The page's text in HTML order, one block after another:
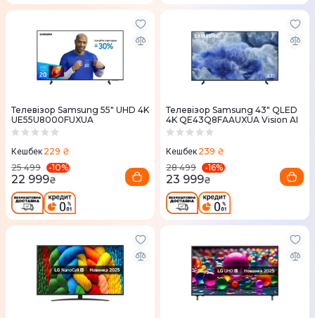
Телевізор Samsung 55" UHD 4K
UE55U8000FUXUA
Кешбек 229 ₴
25 499
-10%
22 999₴
Телевізор Samsung 43" QLED
4K QE43Q8FAAUXUA Vision AI
Кешбек 239 ₴
28 499
-16%
23 999₴